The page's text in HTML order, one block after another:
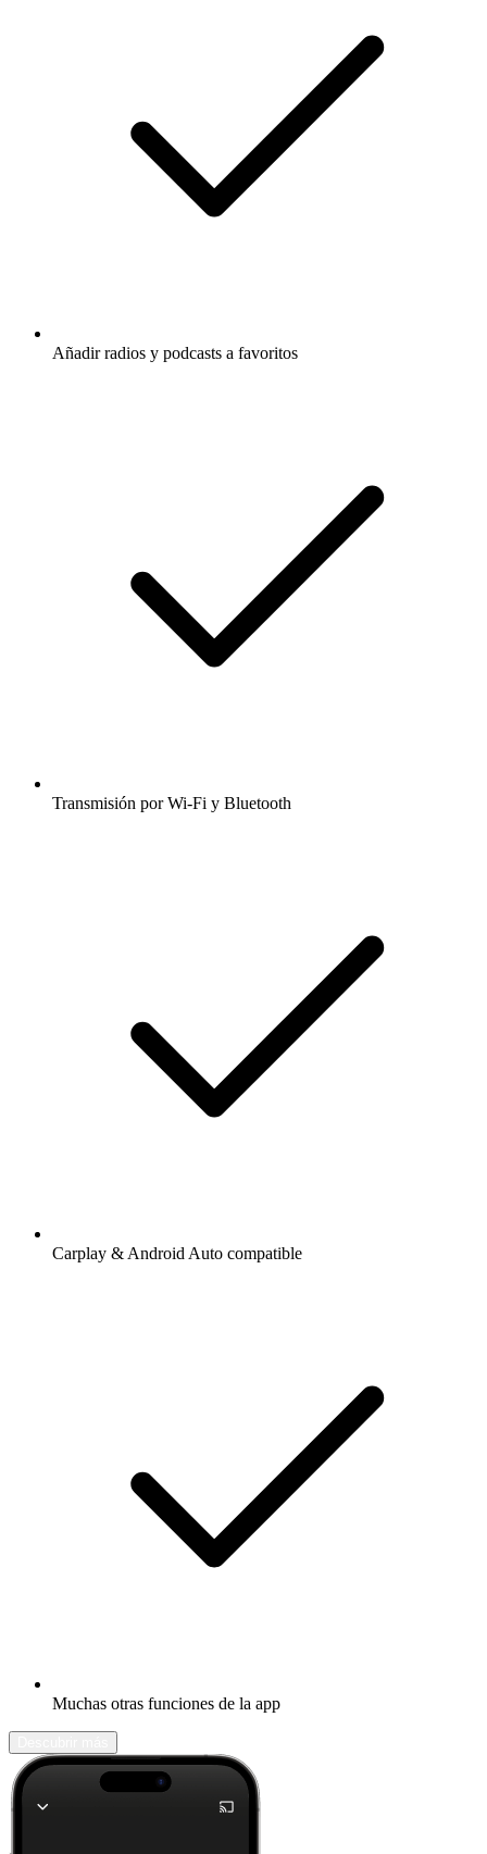
Añadir radios y podcasts a favoritos
Transmisión por Wi-Fi y Bluetooth
Carplay & Android Auto compatible
Muchas otras funciones de la app